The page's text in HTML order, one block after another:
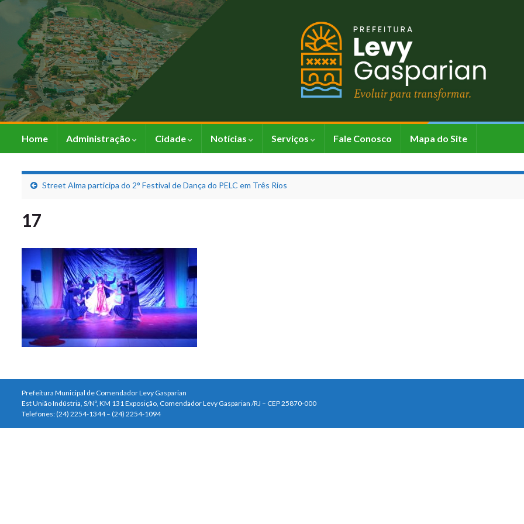
Home Administração Cidade Notícias Serviços Fale Conosco Mapa do Site
Street Alma participa do 2° Festival de Dança do PELC em Três Rios
17
Prefeitura Municipal de Comendador Levy Gasparian
Est União Indústria, S/Nº, KM 131 Exposição, Comendador Levy Gasparian /RJ – CEP 25870-000
Telefones: (24) 2254-1344 – (24) 2254-1094